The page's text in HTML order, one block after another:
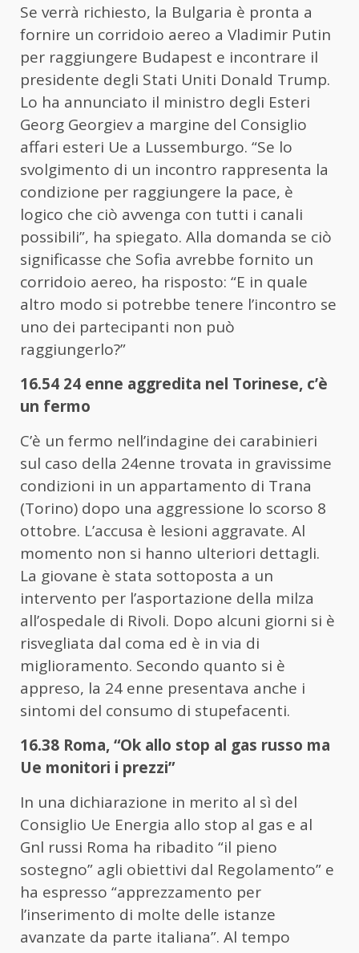
Se verrà richiesto, la Bulgaria è pronta a
fornire un corridoio aereo a Vladimir Putin
per raggiungere Budapest e incontrare il
presidente degli Stati Uniti Donald Trump.
Lo ha annunciato il ministro degli Esteri
Georg Georgiev a margine del Consiglio
affari esteri Ue a Lussemburgo. “Se lo
svolgimento di un incontro rappresenta la
condizione per raggiungere la pace, è
logico che ciò avvenga con tutti i canali
possibili”, ha spiegato. Alla domanda se ciò
significasse che Sofia avrebbe fornito un
corridoio aereo, ha risposto: “E in quale
altro modo si potrebbe tenere l’incontro se
uno dei partecipanti non può
raggiungerlo?”
16.54 24 enne aggredita nel Torinese, c’è
un fermo
C’è un fermo nell’indagine dei carabinieri
sul caso della 24enne trovata in gravissime
condizioni in un appartamento di Trana
(Torino) dopo una aggressione lo scorso 8
ottobre. L’accusa è lesioni aggravate. Al
momento non si hanno ulteriori dettagli.
La giovane è stata sottoposta a un
intervento per l’asportazione della milza
all’ospedale di Rivoli. Dopo alcuni giorni si è
risvegliata dal coma ed è in via di
miglioramento. Secondo quanto si è
appreso, la 24 enne presentava anche i
sintomi del consumo di stupefacenti.
16.38 Roma, “Ok allo stop al gas russo ma
Ue monitori i prezzi”
In una dichiarazione in merito al sì del
Consiglio Ue Energia allo stop al gas e al
Gnl russi Roma ha ribadito “il pieno
sostegno” agli obiettivi dal Regolamento” e
ha espresso “apprezzamento per
l’inserimento di molte delle istanze
avanzate da parte italiana”. Al tempo